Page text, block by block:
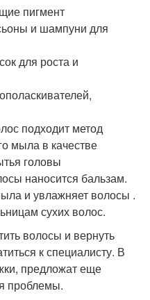
пигмент
и шампуни для
для роста и
подходит метод
мыла в качестве
головы
наносится бальзам.
и увлажняет волосы .
сухих волос.
волосы и вернуть
к специалисту. В
предложат еще
проблемы.